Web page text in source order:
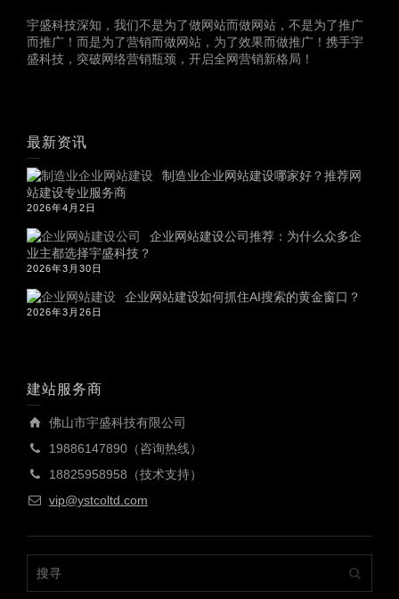
宇盛科技深知，我们不是为了做网站而做网站，不是为了推广
而推广！而是为了营销而做网站，为了效果而做推广！携手宇
盛科技，突破网络营销瓶颈，开启全网营销新格局！
最新资讯
制造业企业网站建设哪家好？推荐网
站建设专业服务商
2026年4月2日
企业网站建设公司推荐：为什么众多企
业主都选择宇盛科技？
2026年3月30日
企业网站建设如何抓住AI搜索的黄金窗口？
2026年3月26日
建站服务商
佛山市宇盛科技有限公司
19886147890（咨询热线）
18825958958（技术支持）
vip@ystcoltd.com